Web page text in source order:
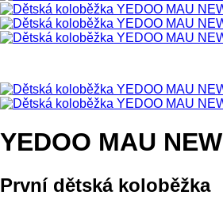
YEDOO MAU NEW
První dětská koloběžka